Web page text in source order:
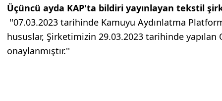
Üçüncü ayda KAP'ta bildiri yayınlayan tekstil
''07.03.2023 tarihinde Kamuyu Aydınlatma
hususlar, Şirketimizin 29.03.2023 tarihinde
onaylanmıştır.''